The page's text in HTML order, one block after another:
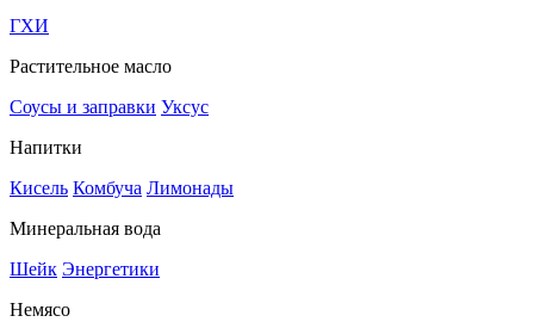
ГХИ
Растительное масло
Соусы и заправки Уксус
Напитки
Кисель Комбуча Лимонады
Минеральная вода
Шейк Энергетики
Немясо